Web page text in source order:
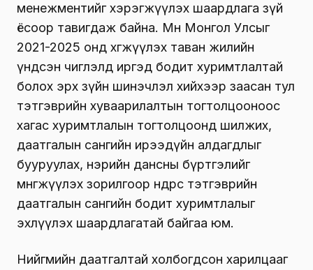
менежментийг хэрэгжүүлэх шаардлага зүй
ёсоор тавигдаж байна. Мөн Монгол Улсыг
2021-2025 онд хөгжүүлэх таван жилийн
үндсэн чиглэлд иргэд бодит хуримтлалтай
болох эрх зүйн шинэчлэл хийхээр заасан тул
тэтгэврийн хуваарилалтын тогтолцооноос
хагас хуримтлалын тогтолцоонд шилжих,
даатгалын сангийн ирээдүйн алдагдлыг
бууруулах, нэрийн дансны бүртгэлийг
мөнгөжүүлэх зорилгоор өнөөдрөөс тэтгэврийн
даатгалын сангийн бодит хуримтлалыг
эхлүүлэх шаардлагатай байгаа юм.
Нийгмийн даатгалтай холбогдсон харилцааг